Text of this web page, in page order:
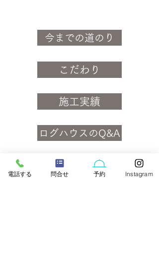
今までの道のり
こだわり
施工実績
ログハウスのQ&A
電話する 問合せ 予約 Instagram